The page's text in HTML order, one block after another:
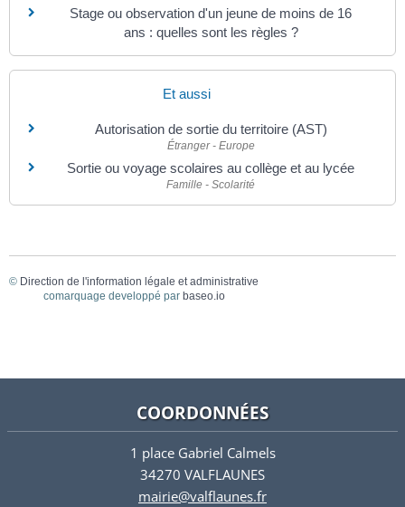
Stage ou observation d'un jeune de moins de 16
ans : quelles sont les règles ?
Et aussi
Autorisation de sortie du territoire (AST)
Étranger - Europe
Sortie ou voyage scolaires au collège et au lycée
Famille - Scolarité
© Direction de l'information légale et administrative
comarquage developpé par baseo.io
COORDONNÉES
1 place Gabriel Calmels
34270 VALFLAUNES
mairie@valflaunes.fr